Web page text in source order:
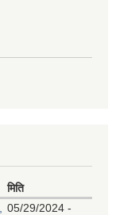
मिति
05/29/2024 -